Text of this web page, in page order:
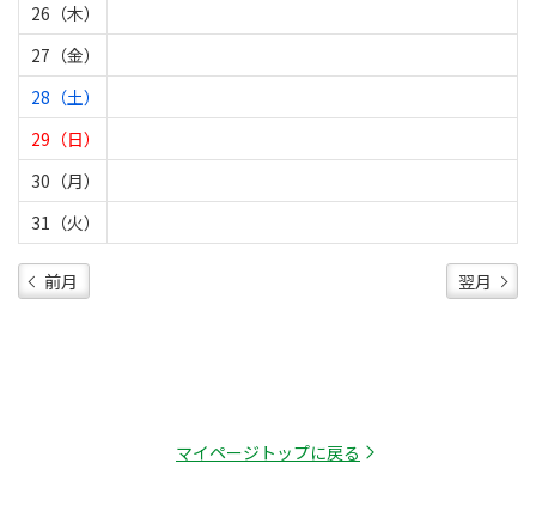
26（木）
27（金）
28（土）
29（日）
30（月）
31（火）
前月 翌月
マイページトップに戻る